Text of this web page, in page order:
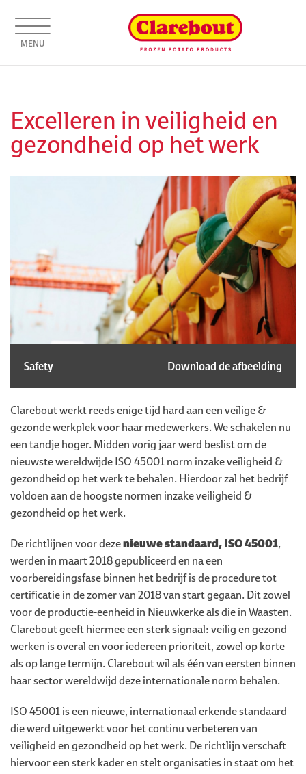
MENU
Excelleren in veiligheid en
gezondheid op het werk
Safety Download de afbeelding
Clarebout werkt reeds enige tijd hard aan een veilige &
gezonde werkplek voor haar medewerkers. We schakelen nu
een tandje hoger. Midden vorig jaar werd beslist om de
nieuwste wereldwijde ISO 45001 norm inzake veiligheid &
gezondheid op het werk te behalen. Hierdoor zal het bedrijf
voldoen aan de hoogste normen inzake veiligheid &
gezondheid op het werk.
De richtlijnen voor dezenieuwe standaard, ISO 45001,
werden in maart 2018 gepubliceerd en na een
voorbereidingsfase binnen het bedrijf is de procedure tot
certificatie in de zomer van 2018 van start gegaan. Dit zowel
voor de productie-eenheid in Nieuwkerke als die in Waasten.
Clarebout geeft hiermee een sterk signaal: veilig en gezond
werken is overal en voor iedereen prioriteit, zowel op korte
als op lange termijn. Clarebout wil als één van eersten binnen
haar sector wereldwijd deze internationale norm behalen.
ISO 45001 is een nieuwe, internationaal erkende standaard
die werd uitgewerkt voor het continu verbeteren van
veiligheid en gezondheid op het werk. De richtlijn verschaft
hiervoor een sterk kader en stelt organisaties in staat om het